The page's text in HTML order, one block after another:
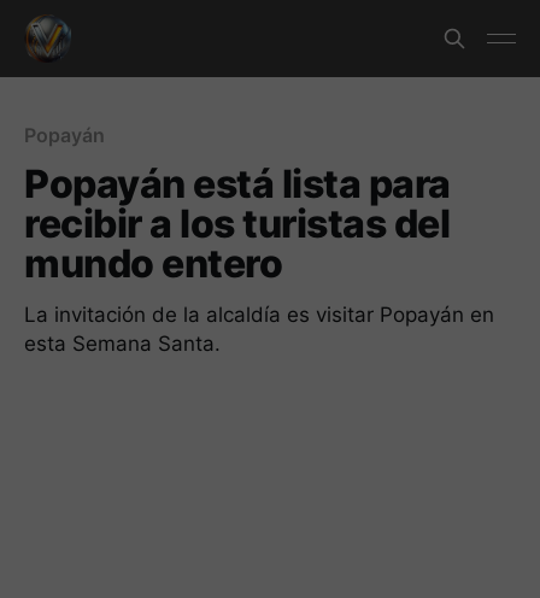
Popayán
Popayán está lista para
recibir a los turistas del
mundo entero
La invitación de la alcaldía es visitar Popayán en
esta Semana Santa.